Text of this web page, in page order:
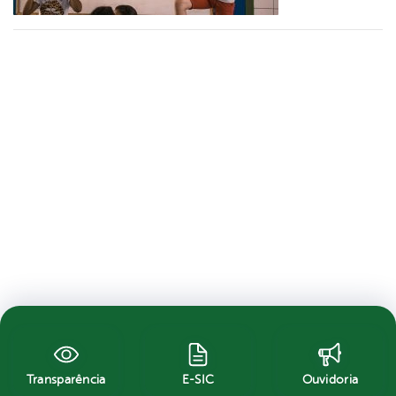
Transparência E-SIC Ouvidoria